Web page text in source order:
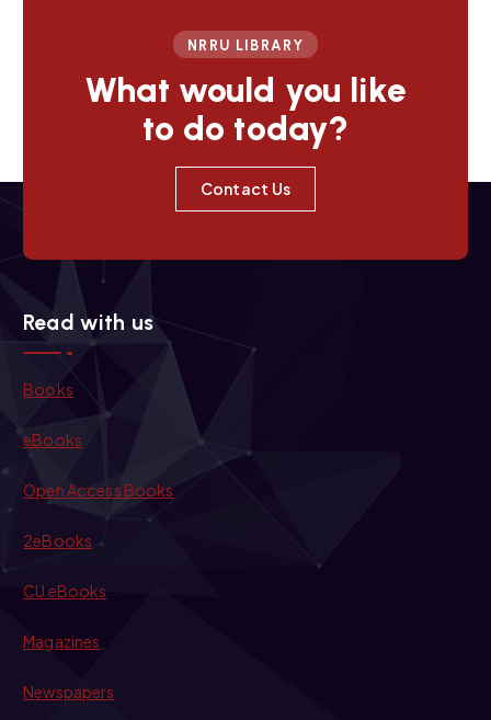
NRRU LIBRARY
What would you like
to do today?
Contact Us
Read with us
Books
eBooks
Open Access Books
2eBooks
CU eBooks
Magazines
Newspapers